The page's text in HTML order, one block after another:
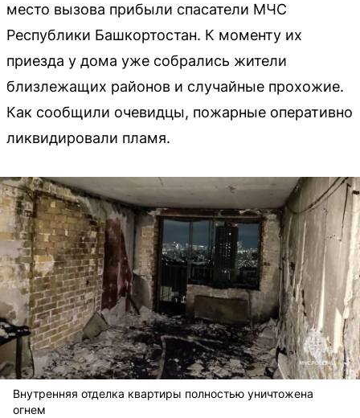
место вызова прибыли спасатели МЧС
Республики Башкортостан. К моменту их
приезда у дома уже собрались жители
близлежащих районов и случайные прохожие.
Как сообщили очевидцы, пожарные оперативно
ликвидировали пламя.
Внутренняя отделка квартиры полностью уничтожена
огнем